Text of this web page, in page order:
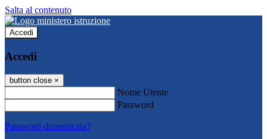
Salta al contenuto
Accedi
Accedi
button close ×
Nome Utente
Password
Password dimenticata?